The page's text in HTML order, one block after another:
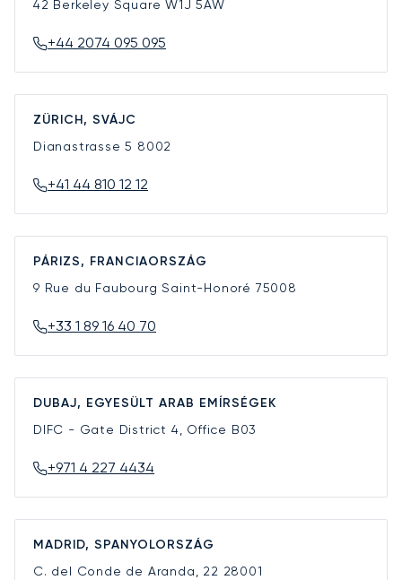
42 Berkeley SquareW1J 5AW
+44 2074 095 095
ZÜRICH, SVÁJC
Dianastrasse 5 8002
+41 44 810 12 12
PÁRIZS, FRANCIAORSZÁG
9 Rue du Faubourg Saint-Honoré 75008
+33 1 89 16 40 70
DUBAJ, EGYESÜLT ARAB EMÍRSÉGEK
DIFC - Gate District 4, Office B03
+971 4 227 4434
MADRID, SPANYOLORSZÁG
C. del Conde de Aranda, 22 28001